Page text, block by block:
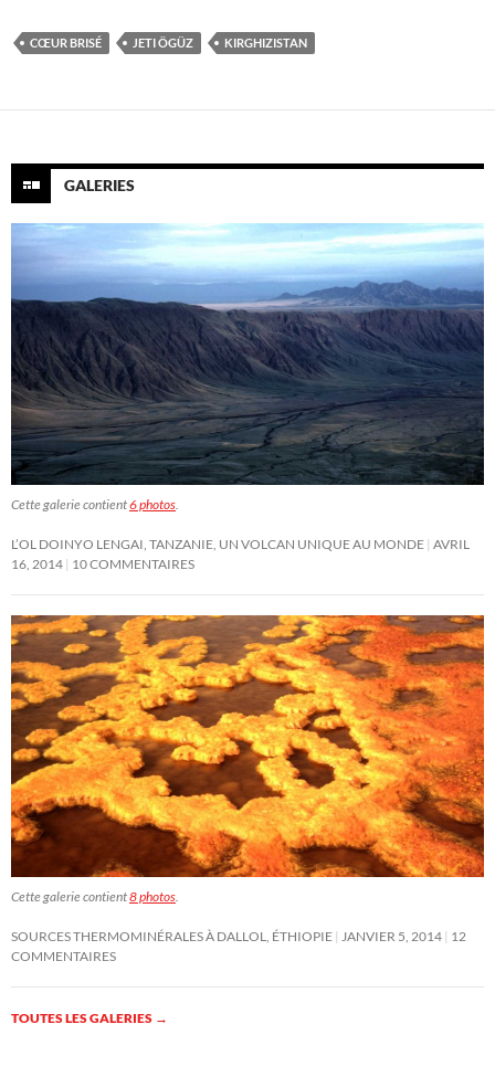
CŒUR BRISÉ JETI ÖGÜZ KIRGHIZISTAN
GALERIES
Cette galerie contient6 photos.
L’OL DOINYO LENGAI, TANZANIE, UN VOLCAN UNIQUE AU MONDE AVRIL
16, 2014 10 COMMENTAIRES
Cette galerie contient8 photos.
SOURCES THERMOMINÉRALES À DALLOL, ÉTHIOPIE JANVIER 5, 2014 12
COMMENTAIRES
TOUTES LES GALERIES →